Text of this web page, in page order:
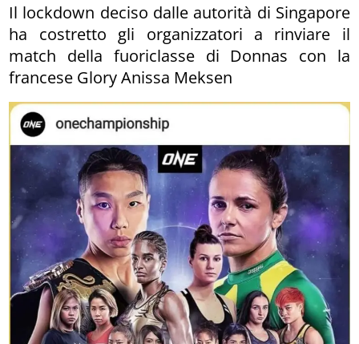
Il lockdown deciso dalle autorità di Singapore
ha costretto gli organizzatori a rinviare il
match della fuoriclasse di Donnas con la
francese Glory Anissa Meksen